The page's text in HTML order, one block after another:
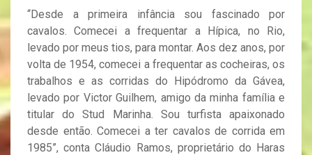
“Desde a primeira infância sou fascinado por
cavalos. Comecei a frequentar a Hípica, no Rio,
levado por meus tios, para montar. Aos dez anos, por
volta de 1954, comecei a frequentar as cocheiras, os
trabalhos e as corridas do Hipódromo da Gávea,
levado por Victor Guilhem, amigo da minha família e
titular do Stud Marinha. Sou turfista apaixonado
desde então. Comecei a ter cavalos de corrida em
1985”, conta Cláudio Ramos, proprietário do Haras